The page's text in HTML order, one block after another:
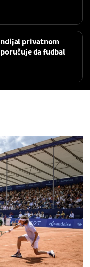
privatnom
da fudbal